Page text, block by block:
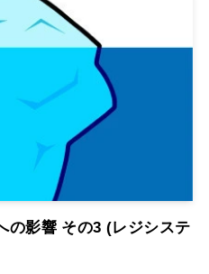
の影響 その3 (レジシステ